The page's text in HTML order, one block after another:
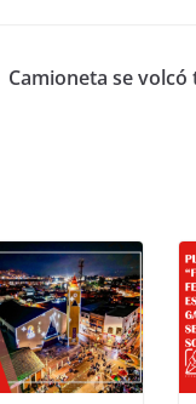
Camioneta se